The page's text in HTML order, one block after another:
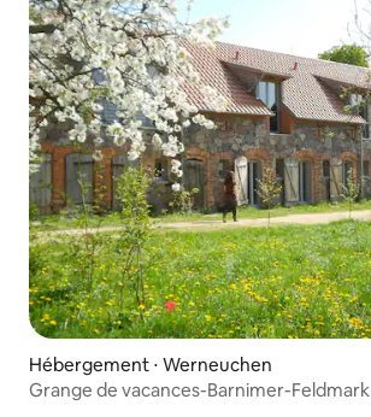
Hébergement ⋅ Werneuchen
Grange de vacances-Barnimer-Feldmark